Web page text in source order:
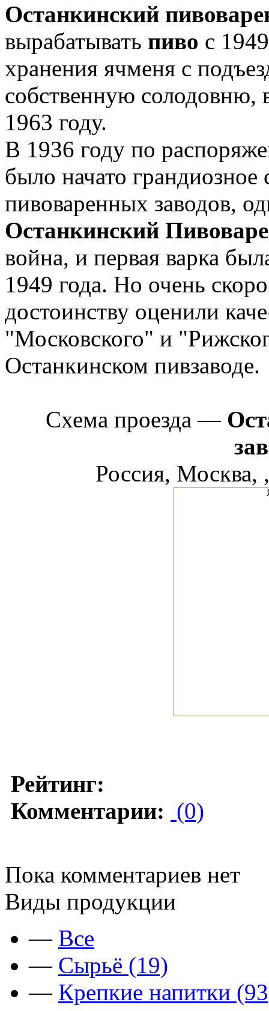
Останкинский
вырабатывать пиво с
хранения ячменя с
собственную солодовню,
1963 году.
В 1936 году по
было начато грандиозное
пивоваренных заводов,
Останкинский
война, и первая варка
1949 года. Но очень
достоинству оценили
"Московского" и
Останкинском пивзаводе.
Схема проезда —
Россия, Москва,
Рейтинг:
Комментарии: (0)
Пока комментариев нет
Виды продукции
— Все
— Сырьё (19)
— Крепкие напитки